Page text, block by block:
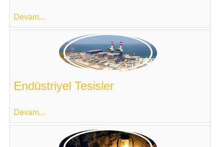
Devam...
Endüstriyel Tesisler
Devam...